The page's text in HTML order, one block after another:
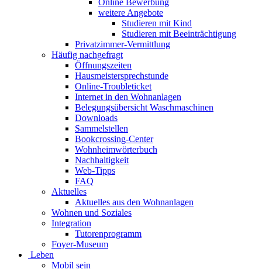
weitere Angebote
Studieren mit Kind
Studieren mit Beeinträchtigung
Privatzimmer-Vermittlung
Häufig nachgefragt
Öffnungszeiten
Hausmeistersprechstunde
Online-Troubleticket
Internet in den Wohnanlagen
Belegungsübersicht Waschmaschinen
Downloads
Sammelstellen
Bookcrossing-Center
Wohnheimwörterbuch
Nachhaltigkeit
Web-Tipps
FAQ
Aktuelles
Aktuelles aus den Wohnanlagen
Wohnen und Soziales
Integration
Tutorenprogramm
Foyer-Museum
Leben
Mobil sein